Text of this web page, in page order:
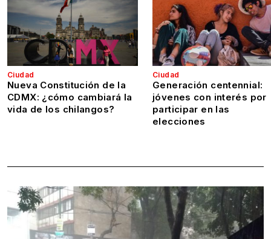
Ciudad
Nueva Constitución de la
CDMX: ¿cómo cambiará la
vida de los chilangos?
Ciudad
Generación centennial:
jóvenes con interés por
participar en las
elecciones